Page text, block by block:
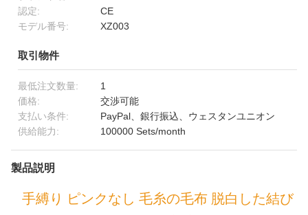
認定:
CE
モデル番号:
XZ003
取引物件
最低注文数量:
1
価格:
交渉可能
支払い条件:
PayPal、銀行振込、ウェスタンユニオン
供給能力:
100000 Sets/month
製品説明
手縛り ピンクなし 毛糸の毛布 脱白した結び